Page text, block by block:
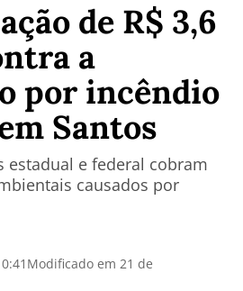
de R$ 3,6
a
por incêndio
Santos
e federal cobram
causados por
Modificado em 21 de